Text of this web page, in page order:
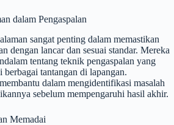
dalam Pengaspalan
sangat penting dalam memastikan
dengan lancar dan sesuai standar. Mereka
tentang teknik pengaspalan yang
berbagai tantangan di lapangan.
dalam mengidentifikasi masalah
sebelum mempengaruhi hasil akhir.
Memadai